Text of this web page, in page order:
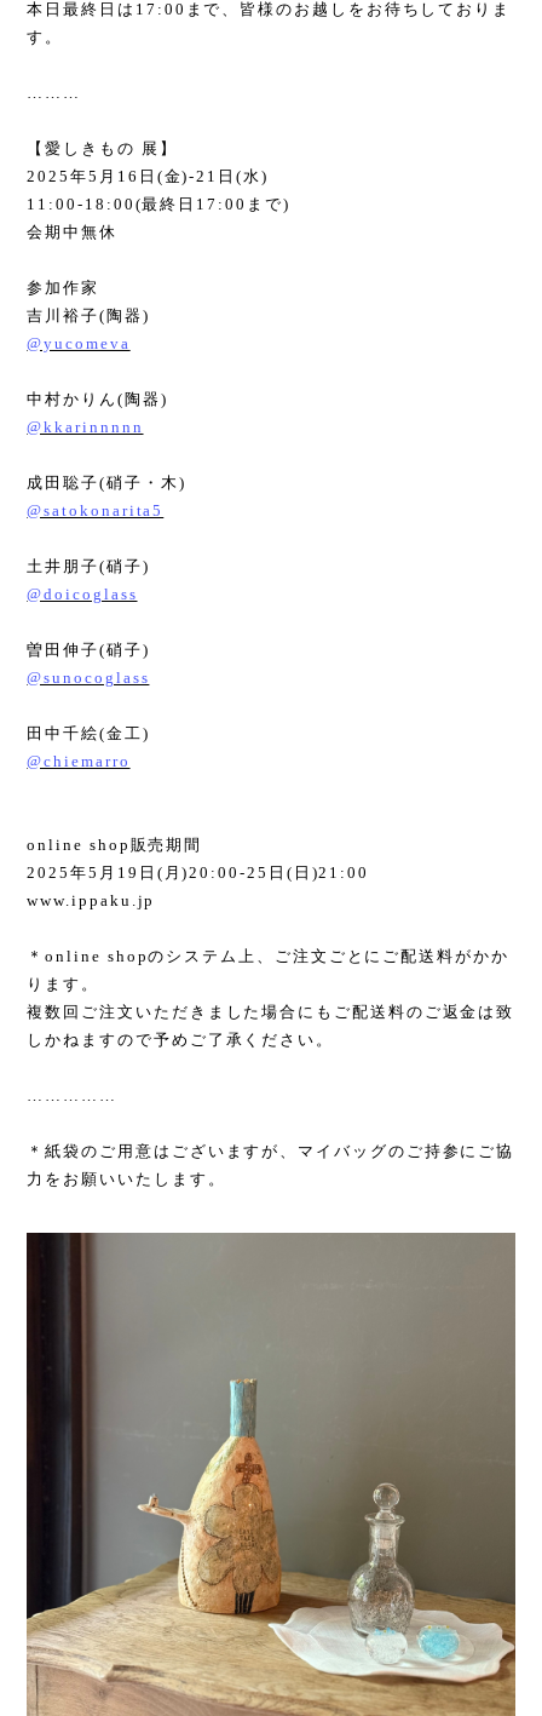
本日最終日は 17:00 まで、皆様のお越しをお待ちしておりま
す。
………
【愛しきもの 展】
2025年5 月 16 日 (金)-21 日(水)
11:00-18:00(最終日 17:00 まで)
会期中無休
参加作家
吉川裕子( 陶器)
@yucomeva
中村かりん ( 陶器)
@kkarinnnnn
成田聡子(硝子・木 )
@satokonarita5
土井朋子(硝子)
@doicoglass
曽田伸子(硝子)
@sunocoglass
田中千絵(金工)
@chiemarro
online shop 販売期間
2025年5 月 19 日 ( 月)20:00-25 日 ( 日 )21:00
www.ippaku.jp
＊online shopのシステム上、ご注文ごとにご配送料がかか
ります。
複数回ご注文いただきました場合にもご配送料のご返金は致
しかねますので予めご了承ください。
……………
＊紙袋のご用意はございますが、マイバッグのご持参にご協
力をお願いいたします。